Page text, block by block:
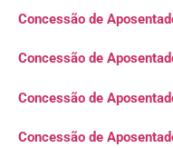
Concessão de
Concessão de
Concessão de
Concessão de